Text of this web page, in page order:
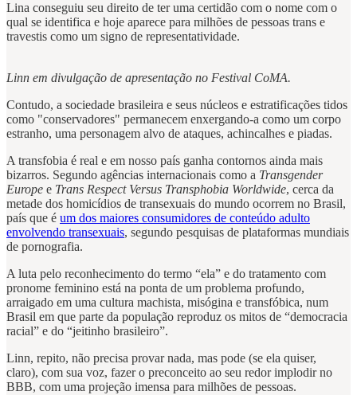
Lina conseguiu seu direito de ter uma certidão com o nome com o
qual se identifica e hoje aparece para milhões de pessoas trans e
travestis como um signo de representatividade.
Linn em divulgação de apresentação no Festival CoMA.
Contudo, a sociedade brasileira e seus núcleos e estratificações tidos
como "conservadores" permanecem enxergando-a como um corpo
estranho, uma personagem alvo de ataques, achincalhes e piadas.
A transfobia é real e em nosso país ganha contornos ainda mais
bizarros. Segundo agências internacionais como a Transgender
Europe e Trans Respect Versus Transphobia Worldwide, cerca da
metade dos homicídios de transexuais do mundo ocorrem no Brasil,
país que é um dos maiores consumidores de conteúdo adulto
envolvendo transexuais, segundo pesquisas de plataformas mundiais
de pornografia.
A luta pelo reconhecimento do termo “ela” e do tratamento com
pronome feminino está na ponta de um problema profundo,
arraigado em uma cultura machista, misógina e transfóbica, num
Brasil em que parte da população reproduz os mitos de “democracia
racial” e do “jeitinho brasileiro”.
Linn, repito, não precisa provar nada, mas pode (se ela quiser,
claro), com sua voz, fazer o preconceito ao seu redor implodir no
BBB, com uma projeção imensa para milhões de pessoas.